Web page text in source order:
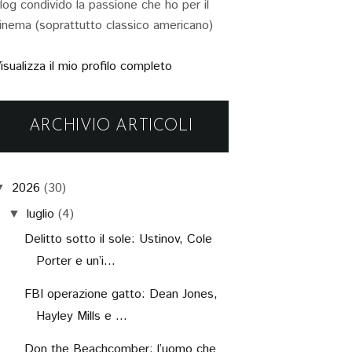
condivido la passione che ho per il
(soprattutto classico americano)
il mio profilo completo
ARCHIVIO ARTICOLI
2026 (30)
▼ luglio (4)
Delitto sotto il sole: Ustinov, Cole
Porter e un’i...
FBI operazione gatto: Dean Jones,
Hayley Mills e ...